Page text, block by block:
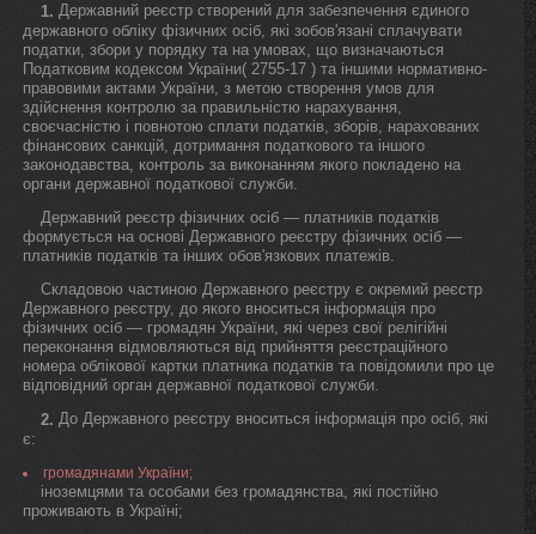
1. Державний реєстр створений для забезпечення єдиного
державного обліку фізичних осіб, які зобов'язані сплачувати
податки, збори у порядку та на умовах, що визначаються
Податковим кодексом України( 2755-17 ) та іншими нормативно-
правовими актами України, з метою створення умов для
здійснення контролю за правильністю нарахування,
своєчасністю і повнотою сплати податків, зборів, нарахованих
фінансових санкцій, дотримання податкового та іншого
законодавства, контроль за виконанням якого покладено на
органи державної податкової служби.
Державний реєстр фізичних осіб — платників податків
формується на основі Державного реєстру фізичних осіб —
платників податків та інших обов'язкових платежів.
Складовою частиною Державного реєстру є окремий реєстр
Державного реєстру, до якого вноситься інформація про
фізичних осіб — громадян України, які через свої релігійні
переконання відмовляються від прийняття реєстраційного
номера облікової картки платника податків та повідомили про це
відповідний орган державної податкової служби.
2. До Державного реєстру вноситься інформація про осіб, які
є:
громадянами України;
іноземцями та особами без громадянства, які постійно
проживають в Україні;